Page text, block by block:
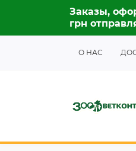
Заказы,
грн
О НАС